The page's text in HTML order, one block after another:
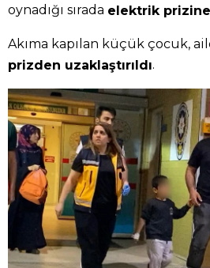
oynadığı sırada elektrik prizine
Akıma kapılan küçük çocuk,
prizden uzaklaştırıldı.